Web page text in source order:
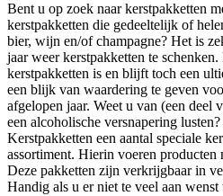
Bent u op zoek naar kerstpakketten
kerstpakketten die gedeeltelijk of
bier, wijn en/of champagne? Het is
jaar weer kerstpakketten te
kerstpakketten is en blijft toch een
een blijk van waardering te geven
afgelopen jaar. Weet u van (een deel
een alcoholische versnapering
Kerstpakketten een aantal speciale
assortiment. Hierin voeren producten
Deze pakketten zijn verkrijgbaar in
Handig als u er niet te veel aan wenst